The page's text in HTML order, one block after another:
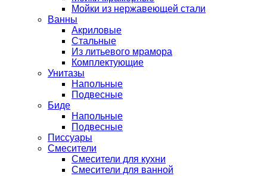
Мойки из нержавеющей стали
Ванны
Акриловые
Стальные
Из литьевого мрамора
Комплектующие
Унитазы
Напольные
Подвесные
Биде
Напольные
Подвесные
Писсуары
Смесители
Смесители для кухни
Смесители для ванной